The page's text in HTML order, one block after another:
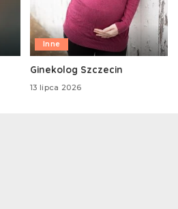
Inne
Ginekolog Szczecin
13 lipca 2026